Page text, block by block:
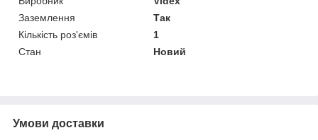
Заземлення
Так
Кількість роз'ємів
1
Стан
Новий
Умови доставки